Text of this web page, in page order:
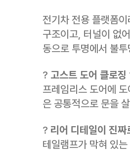
전기차 전용 플랫폼
구조이고, 터널이 없
동으로 투명에서 불
? 고스트 도어 클로
프레임리스 도어에
은 공통적으로 문을
? 리어 디테일이 진
테일램프가 막혀 있